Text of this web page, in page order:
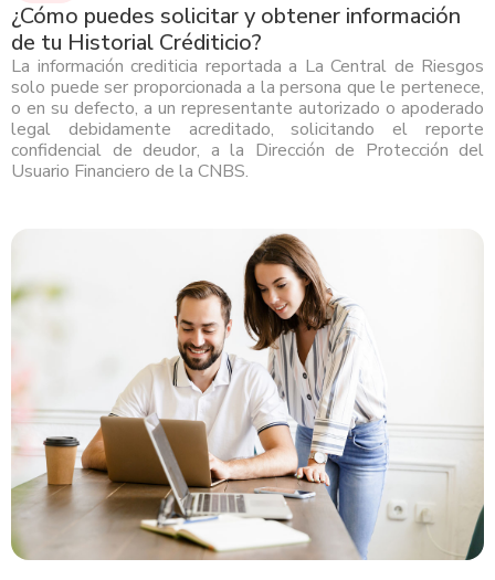
¿Cómo puedes solicitar y obtener información
de tu Historial Créditicio?
La información crediticia reportada a La Central de Riesgos
solo puede ser proporcionada a la persona que le pertenece,
o en su defecto, a un representante autorizado o apoderado
legal debidamente acreditado, solicitando el reporte
confidencial de deudor, a la Dirección de Protección del
Usuario Financiero de la CNBS.